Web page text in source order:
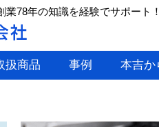
78年の知識を経験でサポート
扱商品 事例 本吉か